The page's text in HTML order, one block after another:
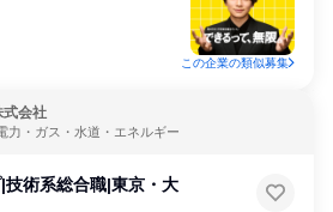
この企業の類似募集
式会社
力・ガス・水道・エネルギー
術系総合職|東京・大